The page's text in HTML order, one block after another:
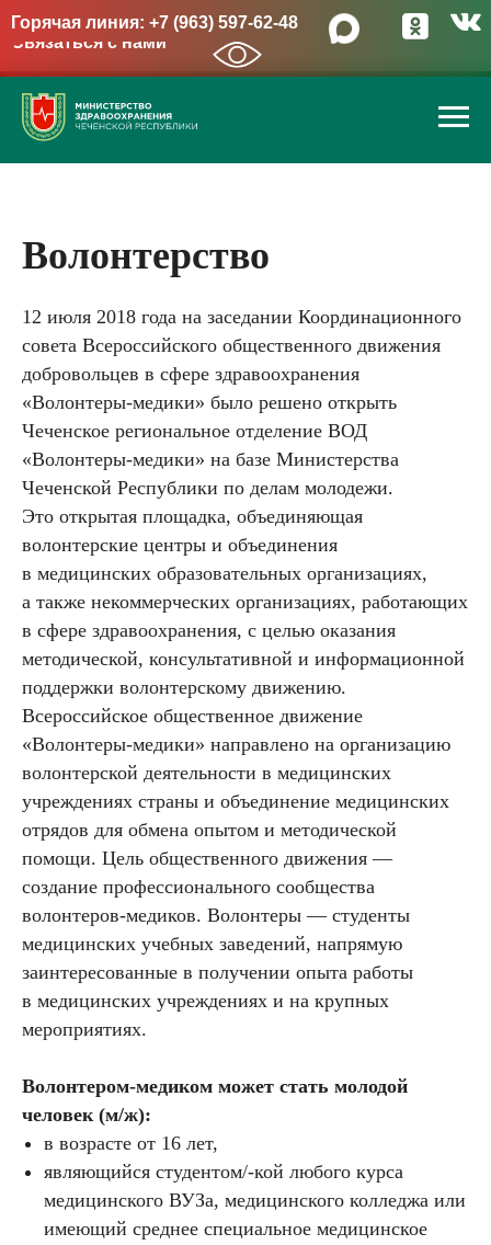
Горячая линия: +7 (963) 597-62-48
Связаться с нами
→
Волонтерство
12 июля 2018 года на заседании Координационного
совета Всероссийского общественного движения
добровольцев в сфере здравоохранения
«Волонтеры-медики» было решено открыть
Чеченское региональное отделение ВОД
«Волонтеры-медики» на базе Министерства
Чеченской Республики по делам молодежи.
Это открытая площадка, объединяющая
волонтерские центры и объединения
в медицинских образовательных организациях,
а также некоммерческих организациях, работающих
в сфере здравоохранения, с целью оказания
методической, консультативной и информационной
поддержки волонтерскому движению.
Всероссийское общественное движение
«Волонтеры-медики» направлено на организацию
волонтерской деятельности в медицинских
учреждениях страны и объединение медицинских
отрядов для обмена опытом и методической
помощи. Цель общественного движения —
создание профессионального сообщества
волонтеров-медиков. Волонтеры — студенты
медицинских учебных заведений, напрямую
заинтересованные в получении опыта работы
в медицинских учреждениях и на крупных
мероприятиях.
Волонтером-медиком может стать молодой
человек (м/ж):
в возрасте от 16 лет,
являющийся студентом/-кой любого курса
медицинского ВУЗа, медицинского колледжа или
имеющий среднее специальное медицинское